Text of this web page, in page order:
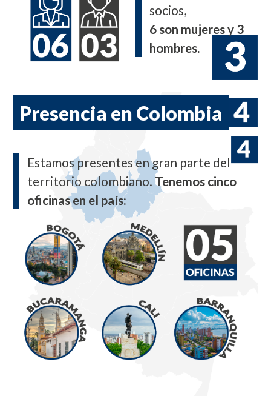
socios,
6 son mujeres y 3
hombres.
Presencia en Colombia
Estamos presentes en gran parte del
territorio colombiano. Tenemos cinco
oficinas en el país: